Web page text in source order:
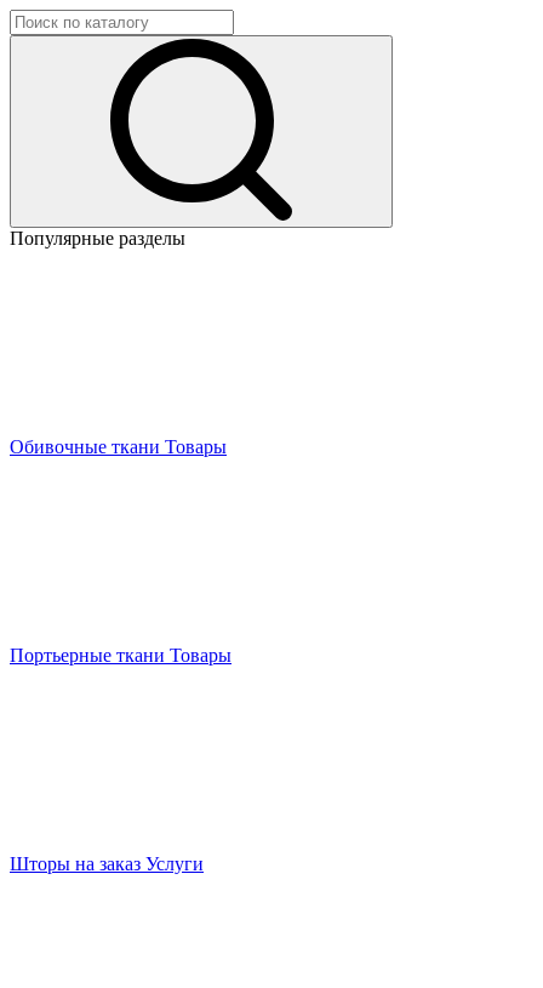
Популярные разделы
Обивочные ткани Товары
Портьерные ткани Товары
Шторы на заказ Услуги